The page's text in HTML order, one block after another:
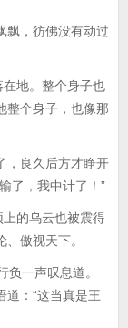
飘，彷佛没有动过
在地。整个身子也
整个身子，也像那
，良久后方才睁开
了，我中计了！”
上的乌云也被震得
傲视天下。
负一声叹息道。
道：“这当真是王